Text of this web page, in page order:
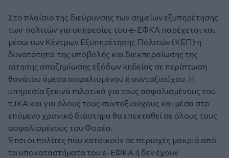
Στο πλαίσιο της διεύρυνσης των σημείων εξυπηρέτησης
των πολιτών για υπηρεσίες του e-ΕΦΚΑ παρέχεται και
μέσω των Κέντρων Εξυπηρέτησης Πολιτών (ΚΕΠ) η
δυνατότητα της υποβολής και διεκπεραίωσης της
αίτησης αποζημίωσης εξόδων κηδείας σε περίπτωση
θανάτου άμεσα ασφαλισμένου ή συνταξιούχου. Η
υπηρεσία ξεκινά πιλοτικά για τους ασφαλισμένους του
τ.ΙΚΑ και για όλους τους συνταξιούχους και μέσα στο
επόμενο χρονικό διάστημα θα επεκταθεί σε όλους τους
ασφαλισμένους του Φορέα.
Έτσι οι πολίτες που κατοικούν σε περιοχές μακριά από
τα υποκαταστήματα του e-ΕΦΚΑ ή δεν έχουν